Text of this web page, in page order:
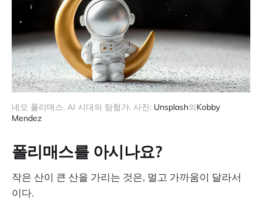
네오 폴리매스, AI 시대의 탐험가. 사진: Unsplash의Kobby
Mendez
폴리매스를 아시나요?
작은 산이 큰 산을 가리는 것은, 멀고 가까움이 달라서
이다.